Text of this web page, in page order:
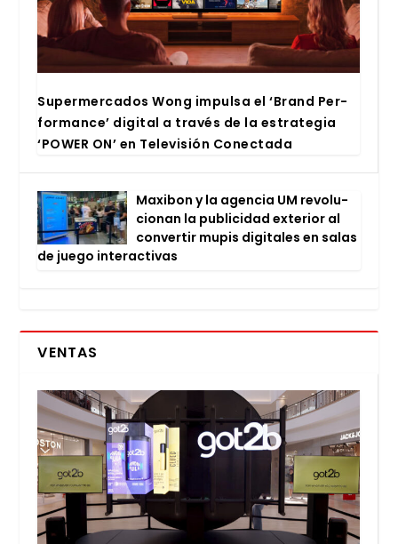
Super­mer­ca­dos Wong impul­sa el ‘Brand Per­
for­man­ce’ digi­tal a tra­vés de la estra­te­gia
‘POWER ON’ en Tele­vi­sión Conec­ta­da
Maxi­bon y la agen­cia UM revo­lu­
cio­nan la publi­ci­dad exte­rior al
con­ver­tir mupis digi­ta­les en salas
de jue­go inter­ac­ti­vas
VENTAS